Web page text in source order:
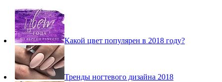
Какой цвет популярен в 2018 году?
Тренды ногтевого дизайна 2018